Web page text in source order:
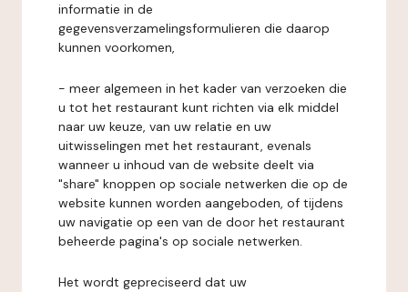
informatie in de
gegevensverzamelingsformulieren die daarop
kunnen voorkomen,
- meer algemeen in het kader van verzoeken die
u tot het restaurant kunt richten via elk middel
naar uw keuze, van uw relatie en uw
uitwisselingen met het restaurant, evenals
wanneer u inhoud van de website deelt via
"share" knoppen op sociale netwerken die op de
website kunnen worden aangeboden, of tijdens
uw navigatie op een van de door het restaurant
beheerde pagina's op sociale netwerken.
Het wordt gepreciseerd dat uw